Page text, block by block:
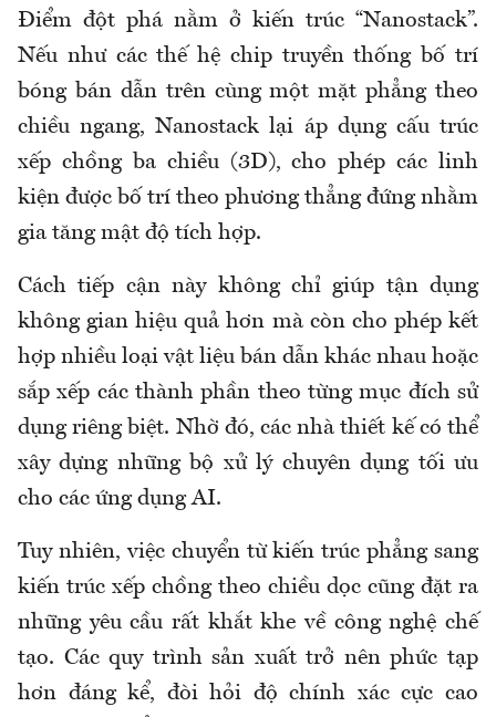
Điểm đột phá nằm ở kiến trúc “Nanostack”.
Nếu như các thế hệ chip truyền thống bố trí
bóng bán dẫn trên cùng một mặt phẳng theo
chiều ngang, Nanostack lại áp dụng cấu trúc
xếp chồng ba chiều (3D), cho phép các linh
kiện được bố trí theo phương thẳng đứng nhằm
gia tăng mật độ tích hợp.
Cách tiếp cận này không chỉ giúp tận dụng
không gian hiệu quả hơn mà còn cho phép kết
hợp nhiều loại vật liệu bán dẫn khác nhau hoặc
sắp xếp các thành phần theo từng mục đích sử
dụng riêng biệt. Nhờ đó, các nhà thiết kế có thể
xây dựng những bộ xử lý chuyên dụng tối ưu
cho các ứng dụng AI.
Tuy nhiên, việc chuyển từ kiến trúc phẳng sang
kiến trúc xếp chồng theo chiều dọc cũng đặt ra
những yêu cầu rất khắt khe về công nghệ chế
tạo. Các quy trình sản xuất trở nên phức tạp
hơn đáng kể, đòi hỏi độ chính xác cực cao